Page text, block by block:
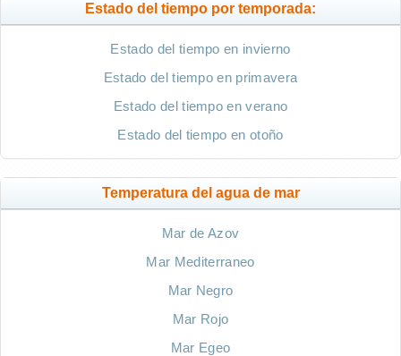
Estado del tiempo por temporada:
Estado del tiempo en invierno
Estado del tiempo en primavera
Estado del tiempo en verano
Estado del tiempo en otoño
Temperatura del agua de mar
Mar de Azov
Mar Mediterraneo
Mar Negro
Mar Rojo
Mar Egeo